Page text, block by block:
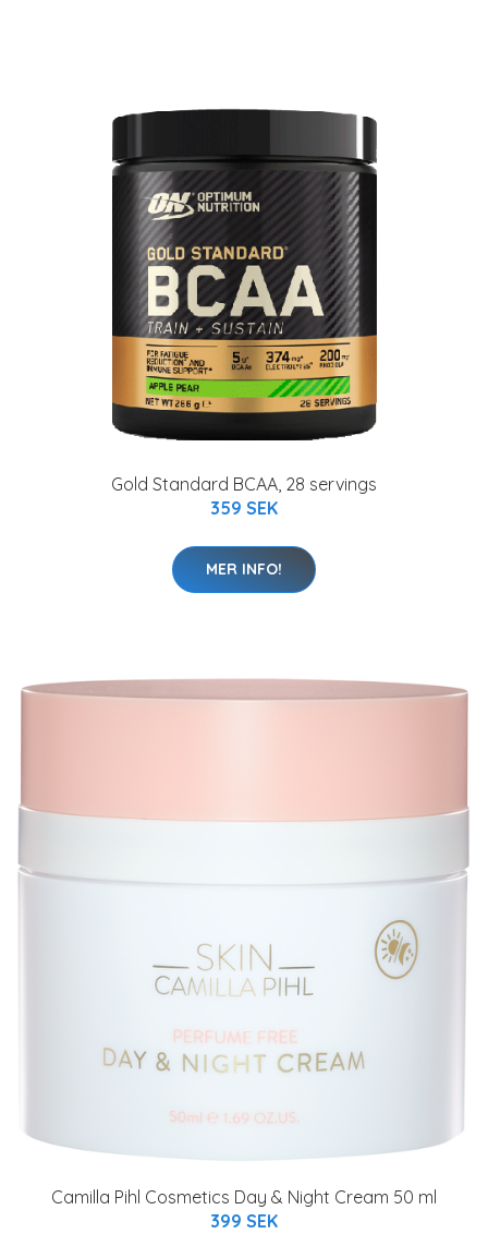
Gold Standard BCAA, 28 servings
359 SEK
MER INFO!
Camilla Pihl Cosmetics Day & Night Cream 50 ml
399 SEK